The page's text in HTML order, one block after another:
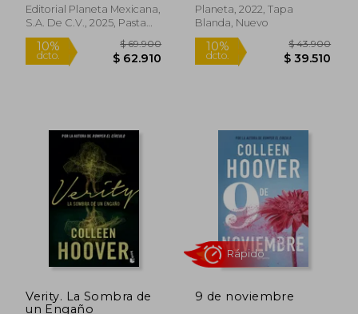
dcto. $ 31.050 dcto.
Editorial Planeta Mexicana,
S.A. De C.V., 2025, Pasta
Dura, Nuevo
Rápido
Planeta, 2022, Tapa
Blanda, Nuevo
Verity. La Sombra de
un Engaño
9 de noviembre